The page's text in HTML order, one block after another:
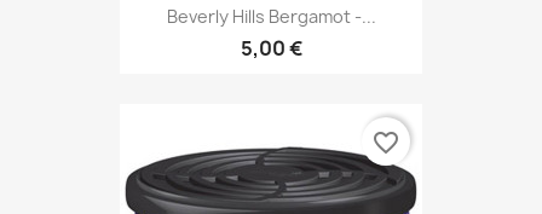
Beverly Hills Bergamot -...
5,00 €
favorite_border